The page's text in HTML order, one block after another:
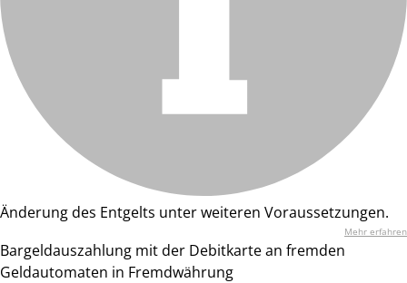
Änderung des Entgelts unter weiteren Voraussetzungen.
Mehr erfahren
Bargeldauszahlung mit der Debitkarte an fremden
Geldautomaten in Fremdwährung